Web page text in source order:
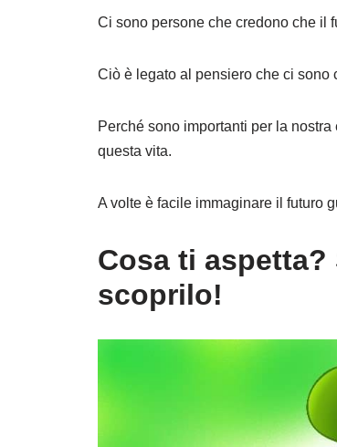
Ci sono persone che credono che il
Ciò è legato al pensiero che ci sono
Perché sono importanti per la
questa vita.
A volte è facile immaginare il futuro
Cosa ti
scoprilo!